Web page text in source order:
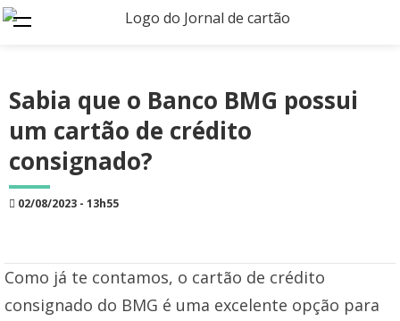
Sabia que o Banco BMG possui
um cartão de crédito
consignado?
02/08/2023 - 13h55
Como já te contamos, o cartão de crédito
consignado do BMG é uma excelente opção para